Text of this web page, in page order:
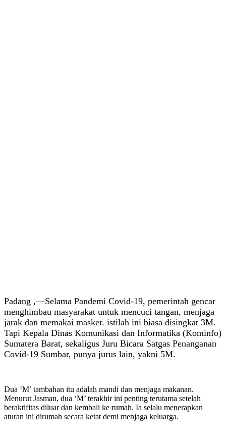
Padang ,—Selama Pandemi Covid-19, pemerintah gencar
menghimbau masyarakat untuk mencuci tangan, menjaga
jarak dan memakai masker. istilah ini biasa disingkat 3M.
Tapi Kepala Dinas Komunikasi dan Informatika (Kominfo)
Sumatera Barat, sekaligus Juru Bicara Satgas Penanganan
Covid-19 Sumbar, punya jurus lain, yakni 5M.
Dua ‘M’ tambahan itu adalah mandi dan menjaga makanan.
Menurut Jasman, dua ‘M’ terakhir ini penting terutama setelah
beraktifitas diluar dan kembali ke rumah. Ia selalu menerapkan
aturan ini dirumah secara ketat demi menjaga keluarga.